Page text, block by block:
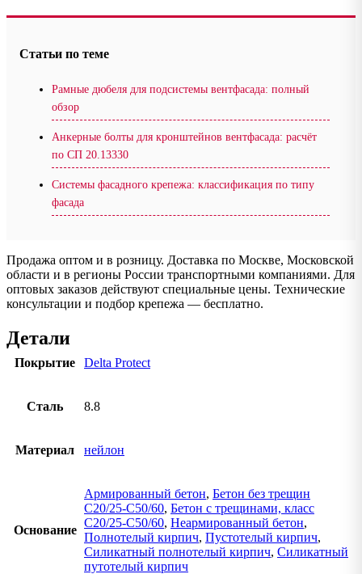
Статьи по теме
Рамные дюбеля для подсистемы вентфасада: полный
обзор
Анкерные болты для кронштейнов вентфасада: расчёт
по СП 20.13330
Системы фасадного крепежа: классификация по типу
фасада
Продажа оптом и в розницу. Доставка по Москве, Московской
области и в регионы России транспортными компаниями. Для
оптовых заказов действуют специальные цены. Технические
консультации и подбор крепежа — бесплатно.
Детали
Покрытие Delta Protect
Сталь 8.8
Материал нейлон
Основание
Армированный бетон, Бетон без трещин
C20/25-C50/60, Бетон с трещинами, класс
C20/25-C50/60, Неармированный бетон,
Полнотелый кирпич, Пустотелый кирпич,
Силикатный полнотелый кирпич, Силикатный
путотелый кирпич